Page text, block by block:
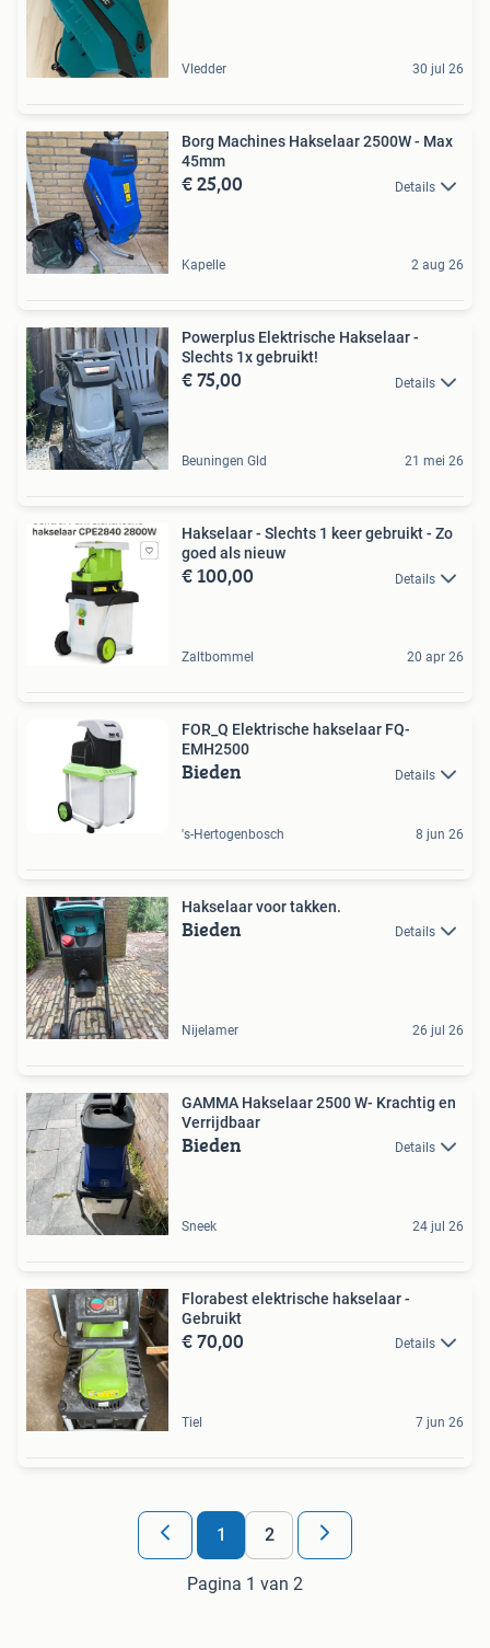
Vledder 30 jul 26
Borg Machines Hakselaar 2500W - Max
45mm
€ 25,00 Details
Kapelle 2 aug 26
Powerplus Elektrische Hakselaar -
Slechts 1x gebruikt!
€ 75,00 Details
Beuningen Gld 21 mei 26
Hakselaar - Slechts 1 keer gebruikt - Zo
goed als nieuw
€ 100,00 Details
Zaltbommel 20 apr 26
FOR_Q Elektrische hakselaar FQ-
EMH2500
Bieden Details
's-Hertogenbosch 8 jun 26
Hakselaar voor takken.
Bieden Details
Nijelamer 26 jul 26
GAMMA Hakselaar 2500 W- Krachtig en
Verrijdbaar
Bieden Details
Sneek 24 jul 26
Florabest elektrische hakselaar -
Gebruikt
€ 70,00 Details
Tiel 7 jun 26
1 2
Pagina 1 van 2